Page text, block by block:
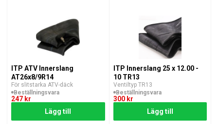
ITP ATV Innerslang
AT26x8/9R14
För slitstarka ATV-däck
Beställningsvara
247 kr
Lägg till
ITP Innerslang 25 x 12.00 -
10 TR13
Ventiltyp TR13
Beställningsvara
300 kr
Lägg till